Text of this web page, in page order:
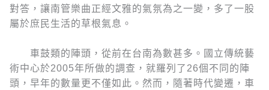
對答，讓南管樂曲正經文雅的氣氛為之一變，多了一股
屬於庶民生活的草根氣息。
車鼓類的陣頭，從前在台南為數甚多。國立傳統藝
術中心於2005年所做的調查，就羅列了26個不同的陣
頭，早年的數量更不僅如此。然而，隨著時代變遷，車